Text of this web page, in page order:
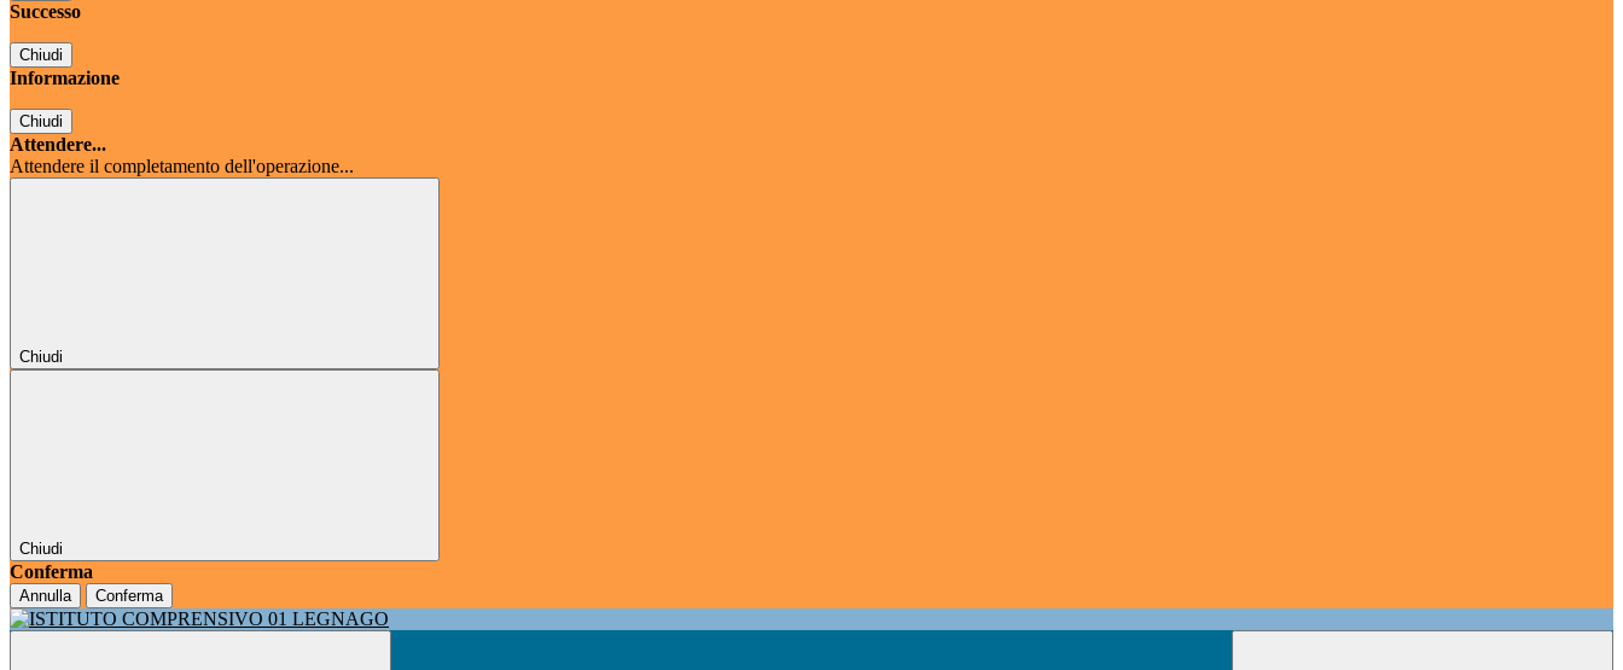
Successo
Chiudi
Informazione
Chiudi
Attendere...
Attendere il completamento dell'operazione...
Chiudi
Chiudi
Conferma
Annulla Conferma